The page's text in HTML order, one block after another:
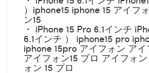
）iphone15 iphone 15 アイフ
ン15
・ iPhone 15 Pro 6.1インチ
6.1インチ ） iphone15 pro
iphone 15pro アイフォン アイ
アイフォン15 プロ アイフォ
ォン 15 プロ